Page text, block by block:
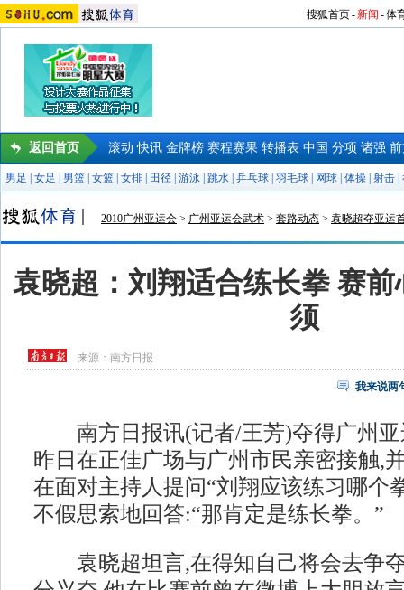
搜狐首页-新闻 -体
返回首页 滚动 快讯 金牌榜 赛程赛果 转播表 中国 分项 诸强
男足 女足 男篮 女篮 女排 田径 游泳 跳水 乒乓球 羽毛球 网球 体操 射击
2010广州亚运会 > 广州亚运会武术 > 套路动态 > 袁晓超夺亚运
袁晓超：刘翔适合练长拳 赛
须
来源：南方日报
我来说两
南方日报讯(记者/王芳)夺得广州亚
昨日在正佳广场与广州市民亲密接触,
在面对主持人提问“刘翔应该练习哪个
不假思索地回答:“那肯定是练长拳。”
袁晓超坦言,在得知自己将会去争夺